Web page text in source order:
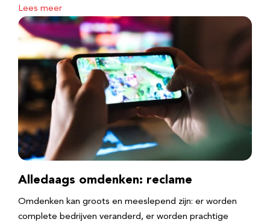
Lees meer
Alledaags omdenken: reclame
Omdenken kan groots en meeslepend zijn: er worden
complete bedrijven veranderd, er worden prachtige